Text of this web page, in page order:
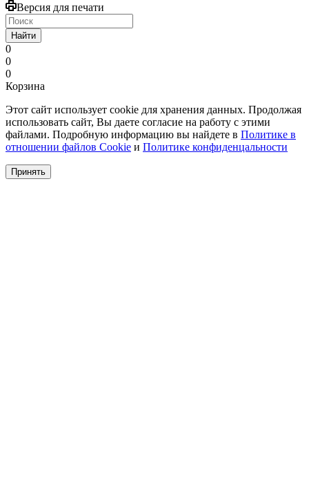
Версия для печати
Найти
0
0
0
Корзина
Этот сайт использует cookie для хранения данных. Продолжая
использовать сайт, Вы даете согласие на работу с этими
файлами. Подробную информацию вы найдете в Политике в
отношении файлов Cookie и Политике конфиденцальности
Принять